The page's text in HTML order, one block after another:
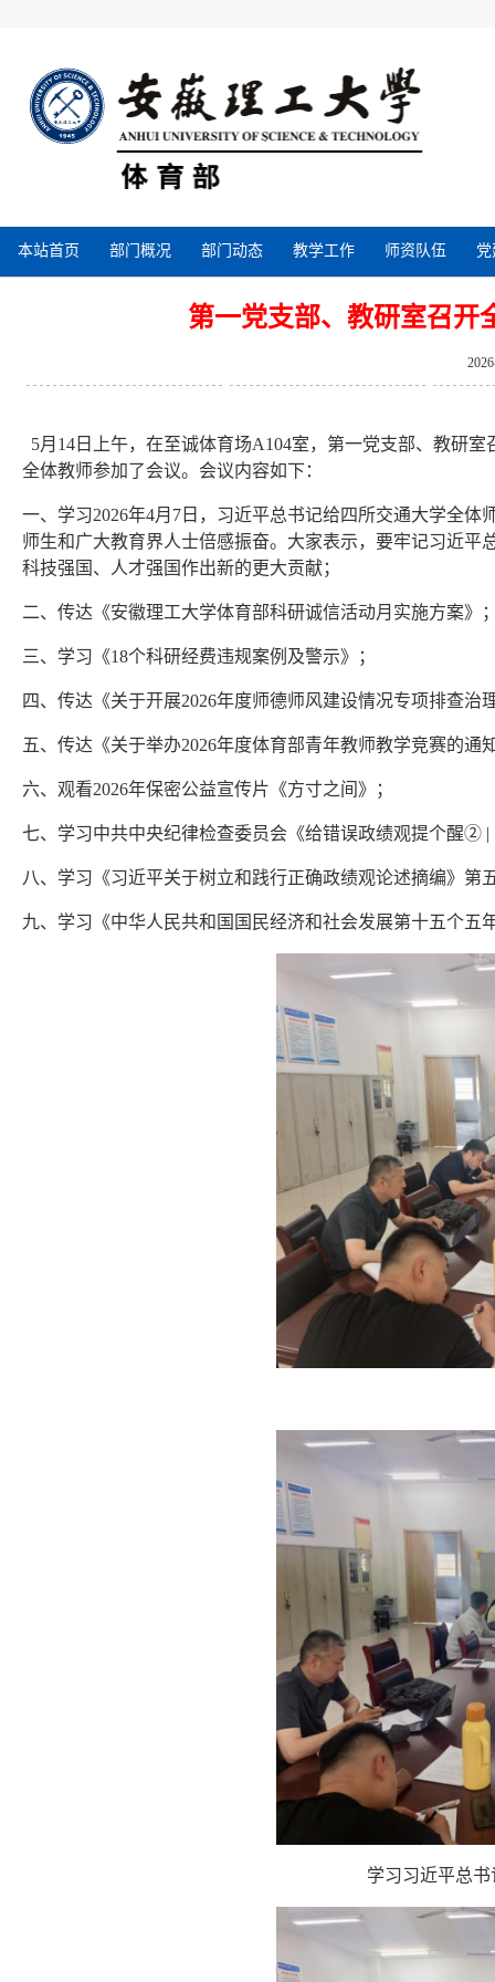
本站首页 部门概况 部门动态 教学工作 师资队伍 党
第一党支部、教研室召开
5月14日上午，在至诚体育场A104室，第一党支部、教研
全体教师参加了会议。会议内容如下：
一、学习2026年4月7日，习近平总书记给四所交通大学全
师生和广大教育界人士倍感振奋。大家表示，要牢记习近
科技强国、人才强国作出新的更大贡献；
二、传达《安徽理工大学体育部科研诚信活动月实施方案》
三、学习《18个科研经费违规案例及警示》；
四、传达《关于开展2026年度师德师风建设情况专项排查治
五、传达《关于举办2026年度体育部青年教师教学竞赛的
六、观看2026年保密公益宣传片《方寸之间》；
七、学习中共中央纪律检查委员会《给错误政绩观提个醒②
八、学习《习近平关于树立和践行正确政绩观论述摘编》
九、学习《中华人民共和国国民经济和社会发展第十五个五
学习习近平总